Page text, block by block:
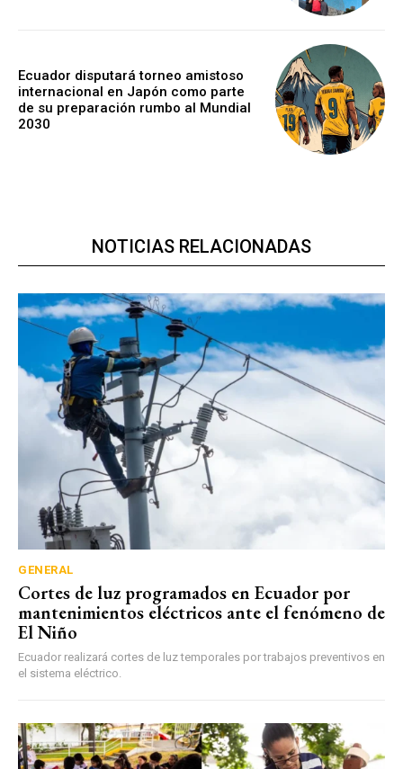
Ecuador disputará torneo amistoso
internacional en Japón como parte
de su preparación rumbo al Mundial
2030
NOTICIAS RELACIONADAS
GENERAL
Cortes de luz programados en Ecuador por
mantenimientos eléctricos ante el fenómeno de
El Niño
Ecuador realizará cortes de luz temporales por trabajos preventivos en
el sistema eléctrico.